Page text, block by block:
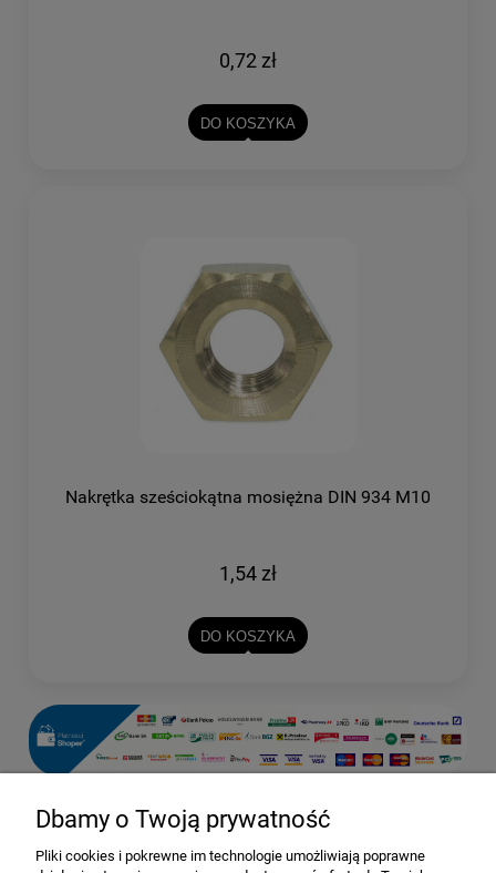
0,72 zł
DO KOSZYKA
Nakrętka sześciokątna mosiężna DIN 934 M10
1,54 zł
DO KOSZYKA
Dbamy o Twoją prywatność
Pliki cookies i pokrewne im technologie umożliwiają poprawne